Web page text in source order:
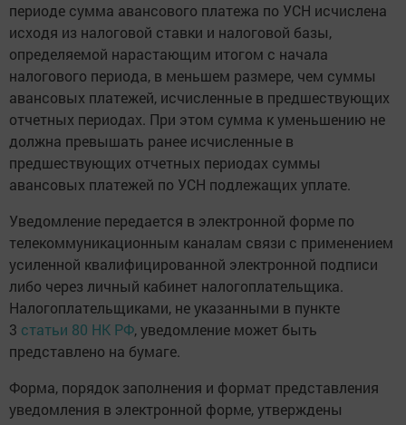
периоде сумма авансового платежа по УСН исчислена
исходя из налоговой ставки и налоговой базы,
определяемой нарастающим итогом с начала
налогового периода, в меньшем размере, чем суммы
авансовых платежей, исчисленные в предшествующих
отчетных периодах. При этом сумма к уменьшению не
должна превышать ранее исчисленные в
предшествующих отчетных периодах суммы
авансовых платежей по УСН подлежащих уплате.
Уведомление передается в электронной форме по
телекоммуникационным каналам связи с применением
усиленной квалифицированной электронной подписи
либо через личный кабинет налогоплательщика.
Налогоплательщиками, не указанными в пункте
3 статьи 80 НК РФ, уведомление может быть
представлено на бумаге.
Форма, порядок заполнения и формат представления
уведомления в электронной форме, утверждены